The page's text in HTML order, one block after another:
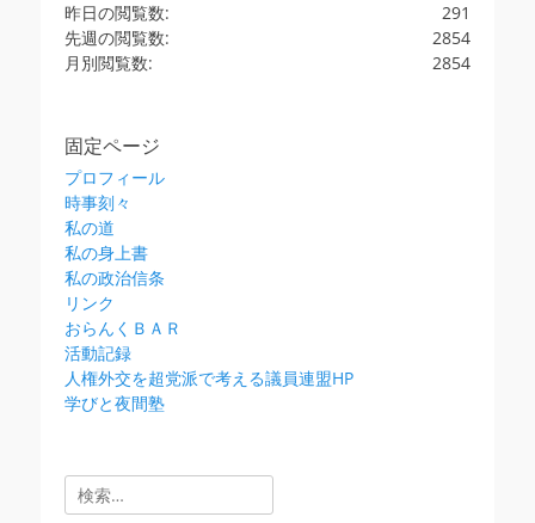
291
昨日の閲覧数:
2854
先週の閲覧数:
2854
月別閲覧数:
固定ページ
プロフィール
時事刻々
私の道
私の身上書
私の政治信条
リンク
おらんくＢＡＲ
活動記録
人権外交を超党派で考える議員連盟HP
学びと夜間塾
検
索: